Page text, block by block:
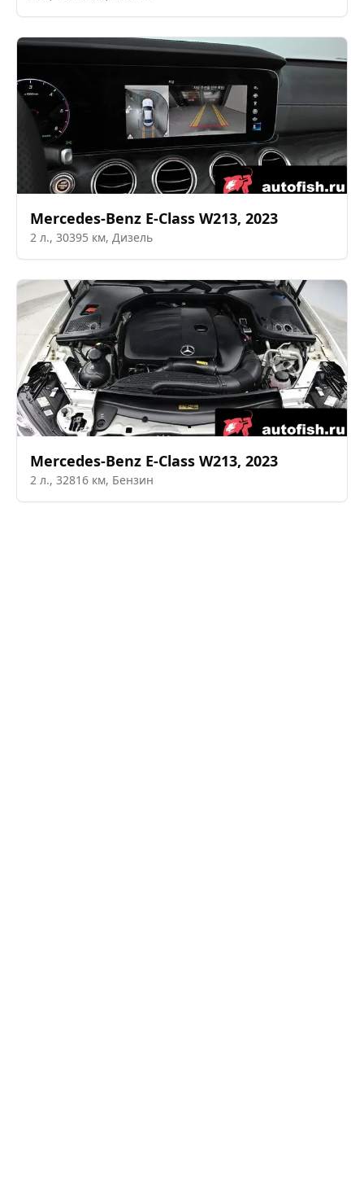
Mercedes-Benz E-Class W213, 2023
2 л., 30395 км, Дизель
Mercedes-Benz E-Class W213, 2023
2 л., 32816 км, Бензин